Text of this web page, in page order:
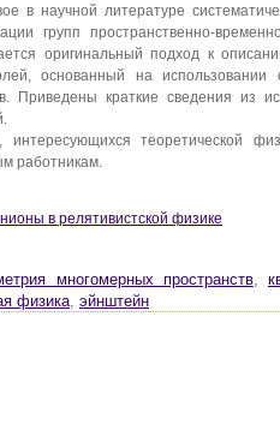
в научной литературе
групп пространственно-
оригинальный подход к
основанный на использовании
Приведены краткие сведения из
теоретической
работникам.
в релятивистской физике
многомерных пространств,
физика, эйнштейн